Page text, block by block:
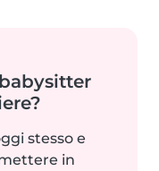
stesso e
in